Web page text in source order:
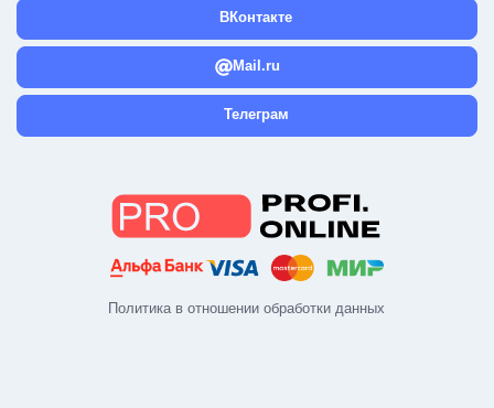
Политика в отношении обработки данных
ВКонтакте
Mail.ru
Телеграм